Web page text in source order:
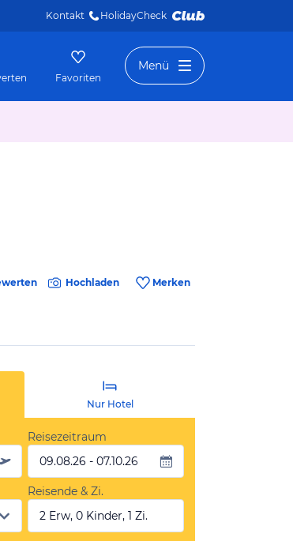
Kontakt HolidayCheck
Favoriten
Menü
Hochladen Merken
Nur Hotel
Reisezeitraum
09.08.26 - 07.10.26
Reisende & Zi.
2 Erw, 0 Kinder, 1 Zi.